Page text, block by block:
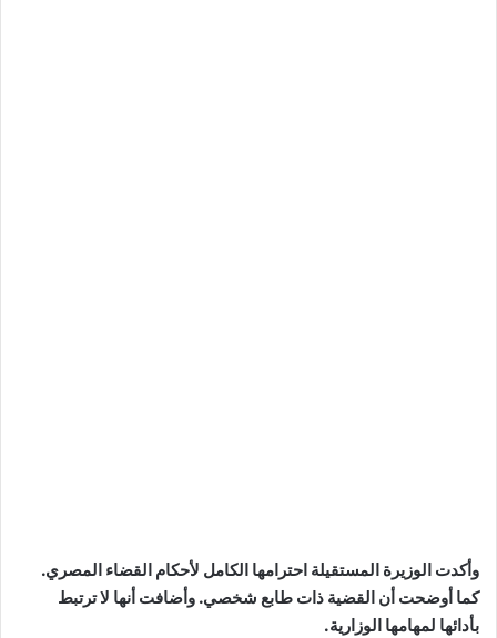
وأكدت الوزيرة المستقيلة احترامها الكامل لأحكام القضاء المصري.
كما أوضحت أن القضية ذات طابع شخصي. وأضافت أنها لا ترتبط
بأدائها لمهامها الوزارية.